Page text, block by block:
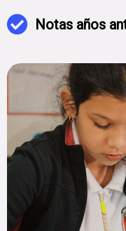
Notas años